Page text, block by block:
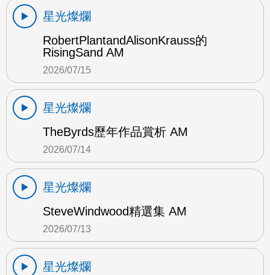
星光燦爛
RobertPlantandAlisonKrauss的
RisingSand AM
2026/07/15
星光燦爛
TheByrds歷年作品賞析 AM
2026/07/14
星光燦爛
SteveWindwood精選集 AM
2026/07/13
星光燦爛